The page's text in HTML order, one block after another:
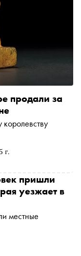
г.
продали за
пришли
уезжает в
местные